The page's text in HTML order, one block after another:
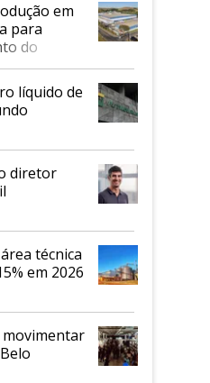
em
para
do
líquido de
diretor
técnica
em 2026
movimentar